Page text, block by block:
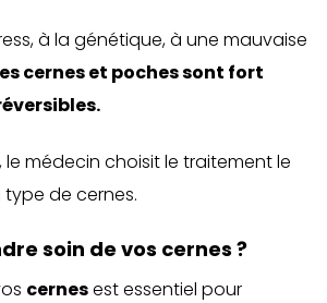
à la génétique, à une mauvaise
cernes et poches sont fort
médecin choisit le traitement le
de cernes.
soin de vos cernes ?
cernesest essentiel pour